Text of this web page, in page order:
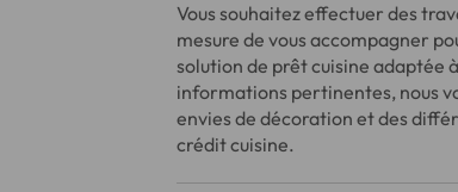
Vous souhaitez effectuer des
mesure de vous accompagner
solution de prêt cuisine adaptée
informations pertinentes, nous
envies de décoration et des
crédit cuisine.